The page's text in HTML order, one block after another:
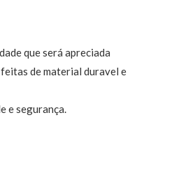
que será apreciada
de material duravel e
e segurança.